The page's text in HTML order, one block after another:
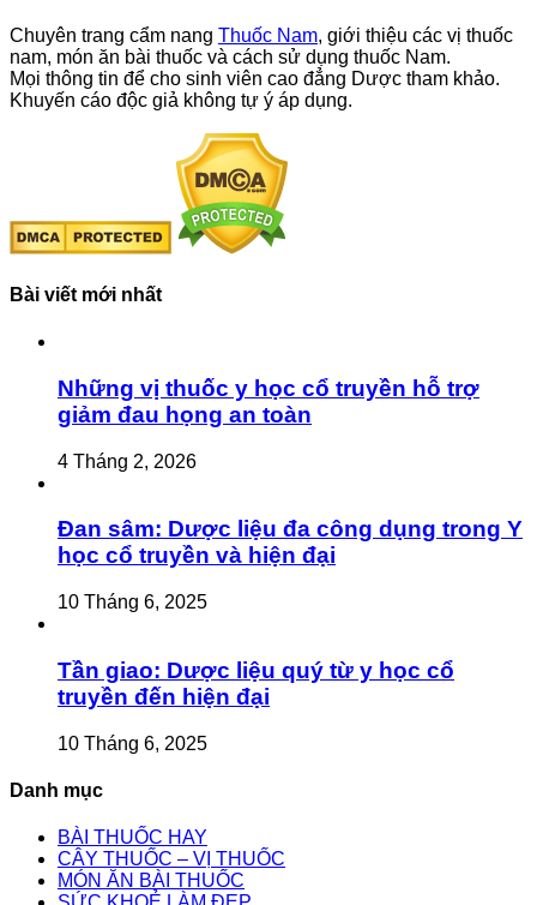
Chuyên trang cẩm nang Thuốc Nam, giới thiệu các vị thuốc
nam, món ăn bài thuốc và cách sử dụng thuốc Nam.
Mọi thông tin để cho sinh viên cao đẳng Dược tham khảo.
Khuyến cáo độc giả không tự ý áp dụng.
Bài viết mới nhất
Những vị thuốc y học cổ truyền hỗ trợ
giảm đau họng an toàn
4 Tháng 2, 2026
Đan sâm: Dược liệu đa công dụng trong Y
học cổ truyền và hiện đại
10 Tháng 6, 2025
Tần giao: Dược liệu quý từ y học cổ
truyền đến hiện đại
10 Tháng 6, 2025
Danh mục
BÀI THUỐC HAY
CÂY THUỐC – VỊ THUỐC
MÓN ĂN BÀI THUỐC